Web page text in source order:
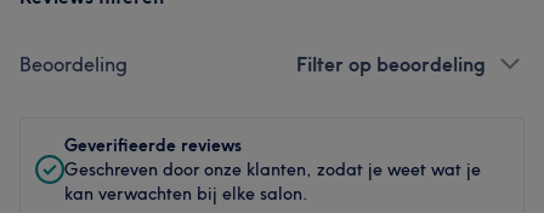
Beoordeling Filter op beoordeling
Geverifieerde reviews
Geschreven door onze klanten, zodat je weet wat je
kan verwachten bij elke salon.